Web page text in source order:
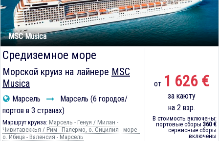
MSC Musica
Средиземное море
Морской круиз на лайнере MSC
Musica
Марсель
Марсель (6 городов/
портов в 3 странах)
Маршрут круиза: Марсель - Генуя / Милан -
Чивитавеккья / Рим - Палермо, о. Сицилия - море -
о. Ибица - Валенсия - Марсель
от 1 626 €
за каюту
на 2 взр.
В стоимость включены:
портовые сборы 360 €
сервисные сборы
включены